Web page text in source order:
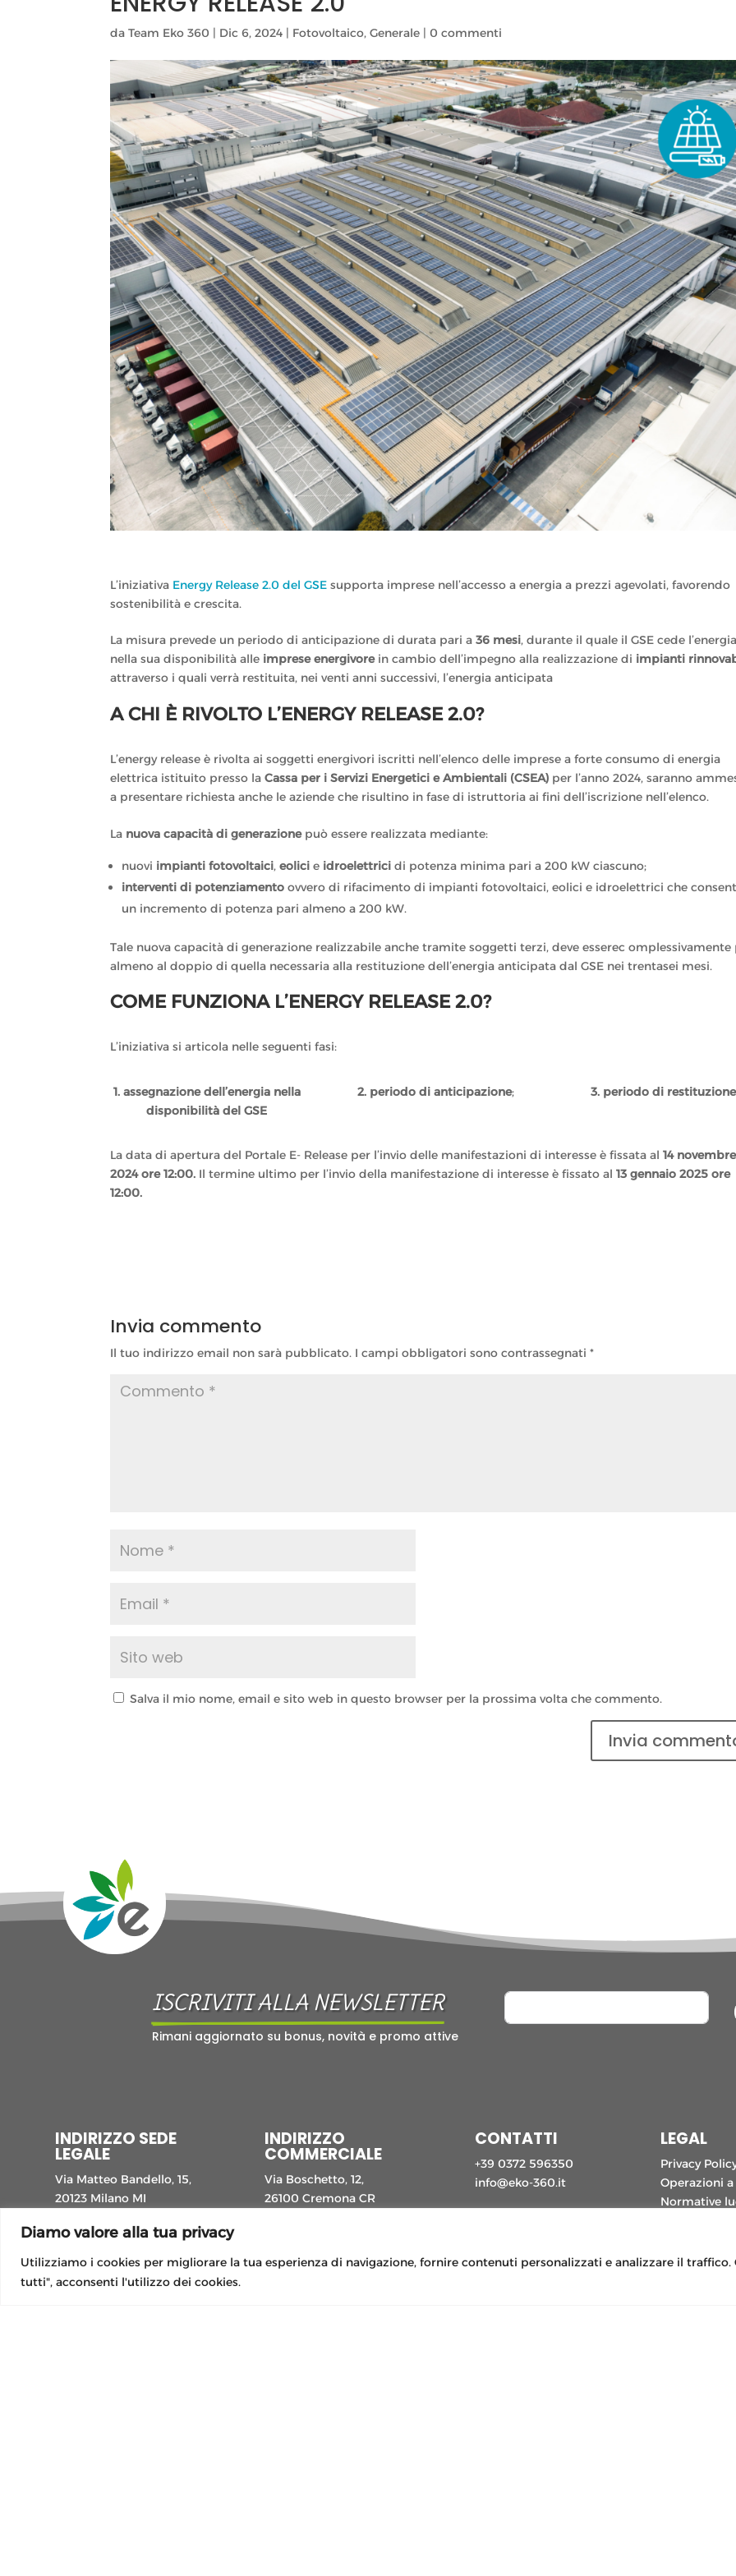
Diamo valore alla tua privacy
Utilizziamo i cookies per migliorare la tua esperienza di navigazione, fornire contenuti personalizzati e analizzare il traffico.
tutti", acconsenti l'utilizzo dei cookies.
daTeam Eko 360 Dic 6, 2024 Fotovoltaico,Generale |0 commenti
L’iniziativa Energy Release 2.0 del GSE supporta imprese nell’accesso a energia a prezzi agevolati, favorendo
sostenibilità e crescita.
La misura prevede un periodo di anticipazione di durata pari a36 mesi, durante il quale il GSE cede
nella sua disponibilità alle imprese energivorein cambio dell’impegno alla realizzazione di impianti
attraverso i quali verrà restituita, nei venti anni successivi, l’energia anticipata
A CHI È RIVOLTO L’ENERGY RELEASE 2.0?
L’energy release è rivolta ai soggetti energivori iscritti nell’elenco delle imprese a forte consumo di energia
elettrica istituito presso laCassa per i Servizi Energetici e Ambientali (CSEA) per l’anno 2024, saranno
a presentare richiesta anche le aziende che risultino in fase di istruttoria ai fini dell’iscrizione nell’elenco.
La nuova capacità di generazione può essere realizzata mediante:
nuovi impianti fotovoltaici,eolici e idroelettrici di potenza minima pari a 200 kW ciascuno;
interventi di potenziamento ovvero di rifacimento di impianti fotovoltaici, eolici e idroelettrici che
un incremento di potenza pari almeno a 200 kW.
Tale nuova capacità di generazione realizzabile anche tramite soggetti terzi, deve esserec omplessivamente
almeno al doppio di quella necessaria alla restituzione dell’energia anticipata dal GSE nei trentasei mesi.
COME FUNZIONA L’ENERGY RELEASE 2.0?
L’iniziativa si articola nelle seguenti fasi:
1. assegnazione dell’energia nella
disponibilità del GSE
2. periodo di anticipazione; 3. periodo di restituzione
La data di apertura del Portale E- Release per l’invio delle manifestazioni di interesse è fissata al 14 novembre
2024 ore 12:00. Il termine ultimo per l’invio della manifestazione di interesse è fissato al13 gennaio 2025 ore
12:00.
Invia commento
Il tuo indirizzo email non sarà pubblicato. I campi obbligatori sono contrassegnati*
Salva il mio nome, email e sito web in questo browser per la prossima volta che commento.
ISCRIVITI ALLA NEWSLETTER
Rimani aggiornato su bonus, novità e promo attive
INDIRIZZO SEDE
LEGALE
Via Matteo Bandello, 15,
20123 Milano MI
INDIRIZZO
COMMERCIALE
Via Boschetto, 12,
26100 Cremona CR
CONTATTI
+39 0372 596350
info@eko-360.it
PRESS KIT
LEGAL
Privacy
Operazioni
Normative
Modulo